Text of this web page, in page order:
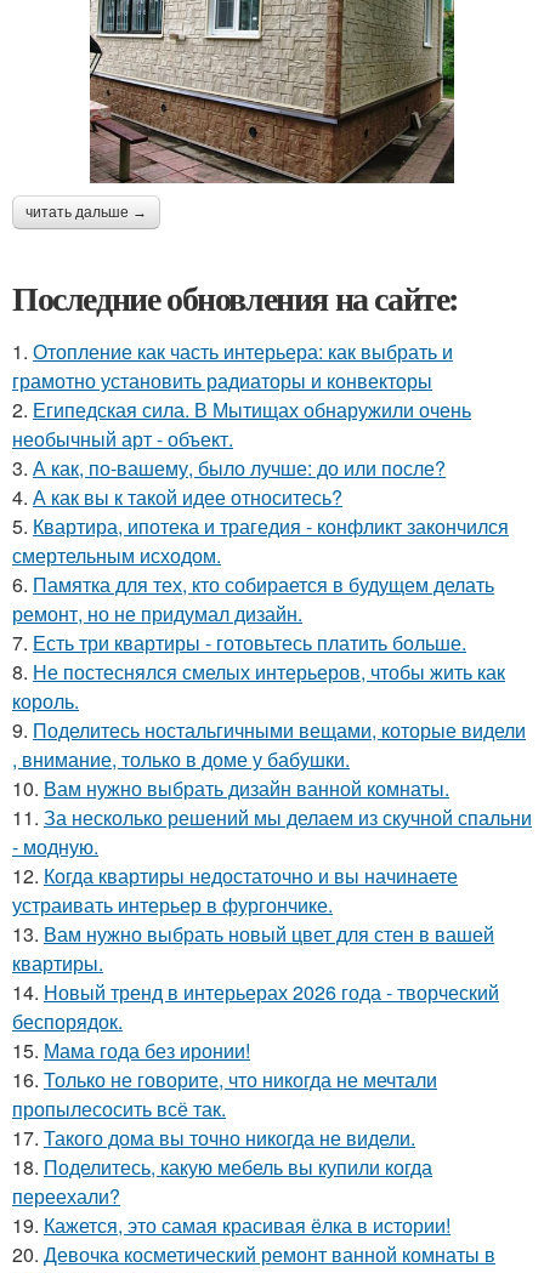
читать дальше →
Последние обновления на сайте:
1. Отопление как часть интерьера: как выбрать и
грамотно установить радиаторы и конвекторы
2. Египедская сила. В Мытищах обнаружили очень
необычный арт - объект.
3. А как, по-вашему, было лучше: до или после?
4. А как вы к такой идее относитесь?
5. Квартира, ипотека и трагедия - конфликт закончился
смертельным исходом.
6. Памятка для тех, кто собирается в будущем делать
ремонт, но не придумал дизайн.
7. Есть три квартиры - готовьтесь платить больше.
8. Не постеснялся смелых интерьеров, чтобы жить как
король.
9. Поделитесь ностальгичными вещами, которые видели
, внимание, только в доме у бабушки.
10. Вам нужно выбрать дизайн ванной комнаты.
11. За несколько решений мы делаем из скучной спальни
- модную.
12. Когда квартиры недостаточно и вы начинаете
устраивать интерьер в фургончике.
13. Вам нужно выбрать новый цвет для стен в вашей
квартиры.
14. Новый тренд в интерьерах 2026 года - творческий
беспорядок.
15. Мама года без иронии!
16. Только не говорите, что никогда не мечтали
пропылесосить всё так.
17. Такого дома вы точно никогда не видели.
18. Поделитесь, какую мебель вы купили когда
переехали?
19. Кажется, это самая красивая ёлка в истории!
20. Девочка косметический ремонт ванной комнаты в